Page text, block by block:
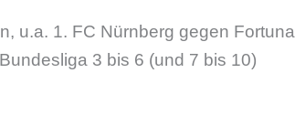
u.a. 1. FC Nürnberg gegen Fortuna
3 bis 6 (und 7 bis 10)